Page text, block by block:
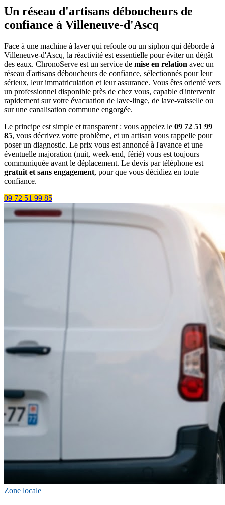
Un réseau d'artisans déboucheurs de
confiance à Villeneuve-d'Ascq
Face à une machine à laver qui refoule ou un siphon qui déborde à
Villeneuve-d'Ascq, la réactivité est essentielle pour éviter un dégât
des eaux. ChronoServe est un service de mise en relation avec un
réseau d'artisans déboucheurs de confiance, sélectionnés pour leur
sérieux, leur immatriculation et leur assurance. Vous êtes orienté vers
un professionnel disponible près de chez vous, capable d'intervenir
rapidement sur votre évacuation de lave-linge, de lave-vaisselle ou
sur une canalisation commune engorgée.
Le principe est simple et transparent : vous appelez le 09 72 51 99
85, vous décrivez votre problème, et un artisan vous rappelle pour
poser un diagnostic. Le prix vous est annoncé à l'avance et une
éventuelle majoration (nuit, week-end, férié) vous est toujours
communiquée avant le déplacement. Le devis par téléphone est
gratuit et sans engagement, pour que vous décidiez en toute
confiance.
09 72 51 99 85
Zone locale